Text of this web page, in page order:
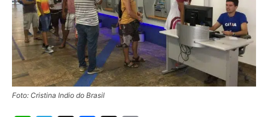
Foto: Cristina Indio do Brasil